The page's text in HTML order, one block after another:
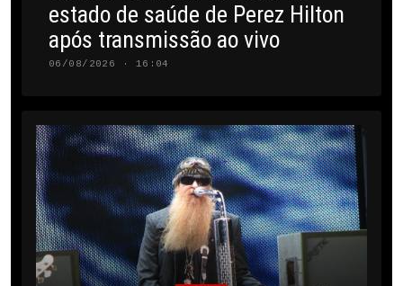
estado de saúde de Perez Hilton
após transmissão ao vivo
06/08/2026 · 16:04